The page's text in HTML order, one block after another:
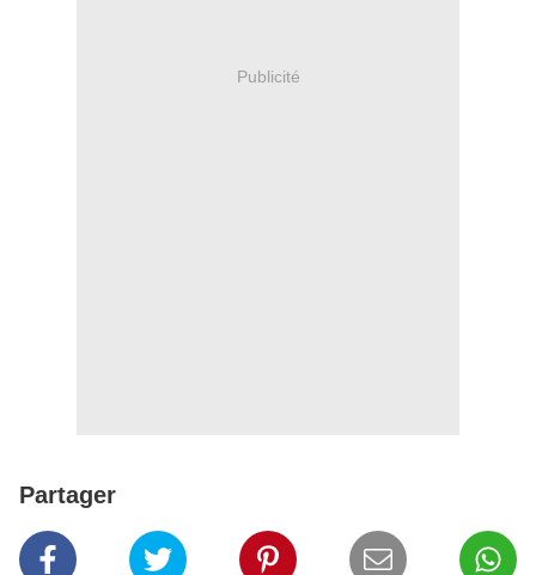
Publicité
Partager